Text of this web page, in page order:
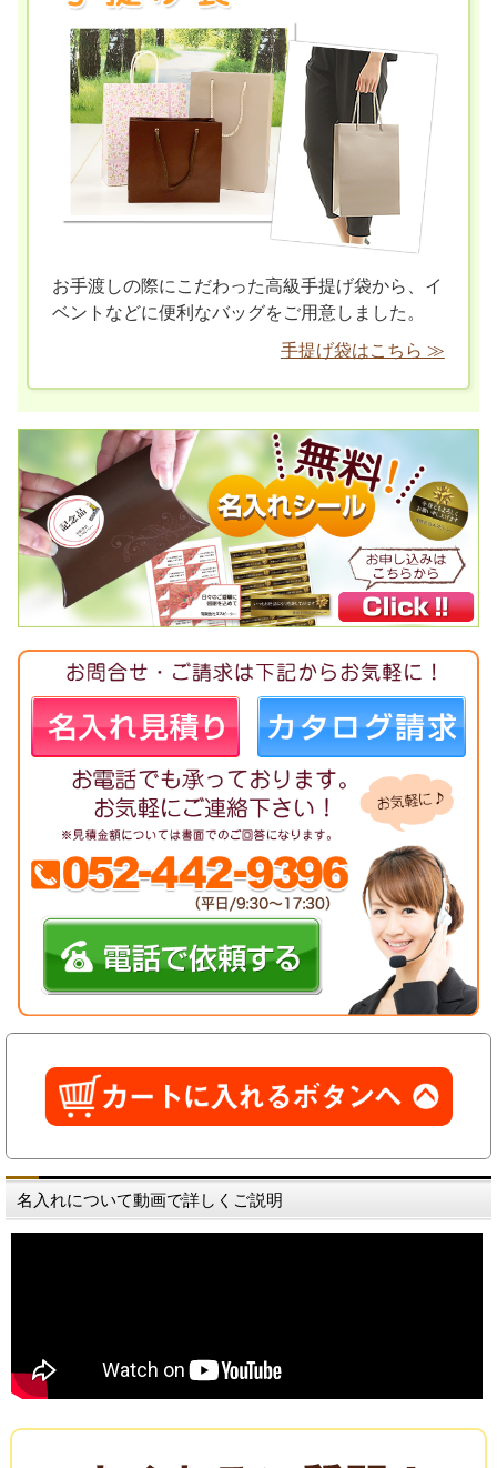
お手渡しの際にこだわった高級手提げ袋から、イ
ベントなどに便利なバッグをご用意しました。
手提げ袋はこちら ≫
名入れについて動画で詳しくご説明